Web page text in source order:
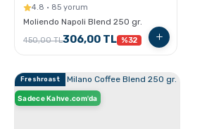
Kahve için Süt Köpürtme
4.8 · 85 yorum
Moliendo Napoli Blend 250 gr.
450,00 TL306,00 TL %32
Freshroast
Sadece Kahve.com'da